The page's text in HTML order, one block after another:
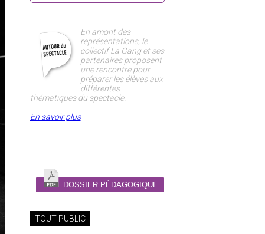
En amont des
représentations, le
collectif La Gang et ses
partenaires proposent
une rencontre pour
préparer les élèves aux
différentes
thématiques du spectacle.
En savoir plus
DOSSIER PÉDAGOGIQUE
TOUT PUBLIC